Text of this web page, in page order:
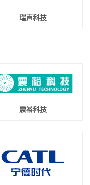
瑞声科技
震裕科技